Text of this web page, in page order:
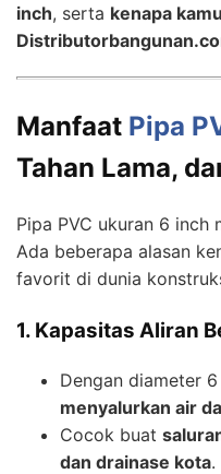
inch, serta kenapa
Manfaat Pipa
Tahan Lama,
Pipa PVC ukuran 6 inch
Ada beberapa alasan
favorit di dunia
1. Kapasitas Aliran
Dengan diameter 6
menyalurkan air
Cocok buat
dan drainase kota.